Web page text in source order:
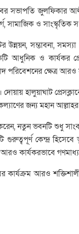
সভাপতি
সামাজিক ও সাংস্কৃতিক
উন্নয়ন, সম্ভাবনা,
আধুনিক ও কার্যকর
পরিবেশনের ক্ষেত্র
হালুয়াঘাট
জন্য মহান আল্লাহর
নতুন ভবনটি শুধু
কেন্দ্র
কার্যকরভাবে
কার্যক্রম আরও